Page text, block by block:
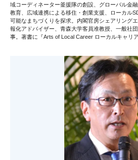
域コーディネーター釜援隊の創設、グローバル金
教育、広域連携による移住・創業支援、ローカル
可能なまちづくりを探求。内閣官房シェアリング
報化アドバイザー、青森大学客員准教授、一般社
事。著書に『Arts of Local Career ローカルキャリア